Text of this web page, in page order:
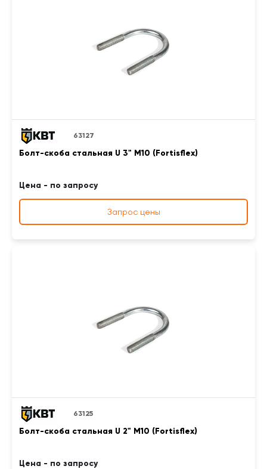
63127
Болт-скоба стальная U 3" М10 (Fortisflex)
Цена - по запросу
Запрос цены
63125
Болт-скоба стальная U 2" М10 (Fortisflex)
Цена - по запросу